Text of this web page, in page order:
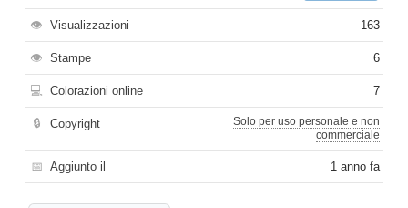
👁 Visualizzazioni 163
👁 Stampe 6
💻 Colorazioni online 7
🔒 Copyright
Solo per uso personale e non
commerciale
📅 Aggiunto il 1 anno fa